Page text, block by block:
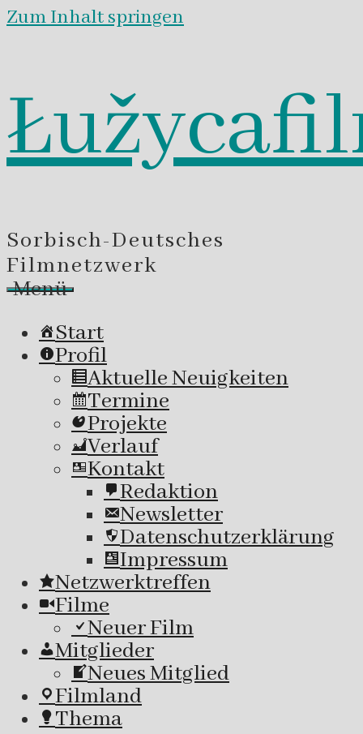
Zum Inhalt springen
Sorbisch-Deutsches
Filmnetzwerk
Menü
Start
Profil
Aktuelle Neuigkeiten
Termine
Projekte
Verlauf
Kontakt
Redaktion
Newsletter
Datenschutzerklärung
Impressum
Netzwerktreffen
Filme
Neuer Film
Mitglieder
Neues Mitglied
Filmland
Thema